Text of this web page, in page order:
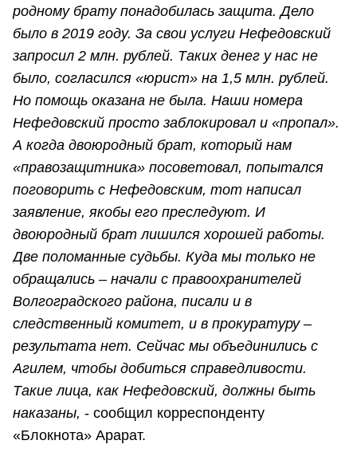
родному брату понадобилась защита. Дело
было в 2019 году. За свои услуги Нефедовский
запросил 2 млн. рублей. Таких денег у нас не
было, согласился «юрист» на 1,5 млн. рублей.
Но помощь оказана не была. Наши номера
Нефедовский просто заблокировал и «пропал».
А когда двоюродный брат, который нам
«правозащитника» посоветовал, попытался
поговорить с Нефедовским, тот написал
заявление, якобы его преследуют. И
двоюродный брат лишился хорошей работы.
Две поломанные судьбы. Куда мы только не
обращались – начали с правоохранителей
Волгоградского района, писали и в
следственный комитет, и в прокуратуру –
результата нет. Сейчас мы объединились с
Агилем, чтобы добиться справедливости.
Такие лица, как Нефедовский, должны быть
наказаны, - сообщил корреспонденту
«Блокнота» Арарат.